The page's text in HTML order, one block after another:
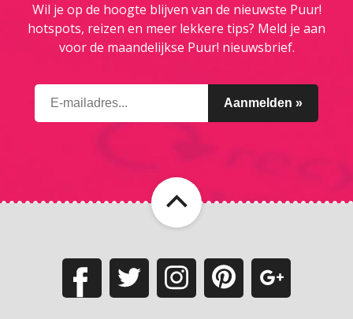
Wil je op de hoogte blijven van de nieuwste Puur!
hotspots, reizen en meer lekkere tips? Meld je aan
voor de maandelijkse Puur! nieuwsbrief.